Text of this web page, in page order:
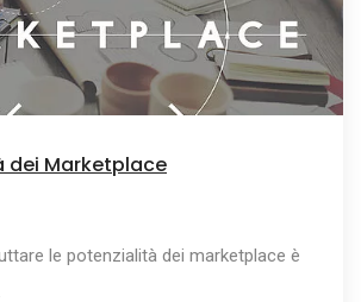
dei Marketplace
le potenzialità dei marketplace è